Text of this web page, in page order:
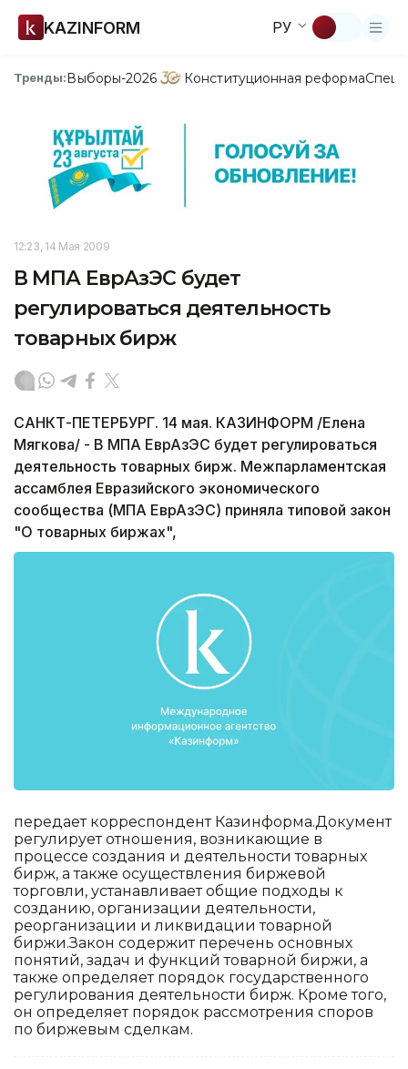
KAZINFORM РУ
Тренды:Выборы-2026 Конституционная реформа
12:23, 14 Мая 2009
В МПА ЕврАзЭС будет
регулироваться деятельность
товарных бирж
САНКТ-ПЕТЕРБУРГ. 14 мая. КАЗИНФОРМ /Елена
Мягкова/ - В МПА ЕврАзЭС будет регулироваться
деятельность товарных бирж. Межпарламентская
ассамблея Евразийского экономического
сообщества (МПА ЕврАзЭС) приняла типовой закон
"О товарных биржах",
передает корреспондент Казинформа.Документ
регулирует отношения, возникающие в
процессе создания и деятельности товарных
бирж, а также осуществления биржевой
торговли, устанавливает общие подходы к
созданию, организации деятельности,
реорганизации и ликвидации товарной
биржи.Закон содержит перечень основных
понятий, задач и функций товарной биржи, а
также определяет порядок государственного
регулирования деятельности бирж. Кроме того,
он определяет порядок рассмотрения споров
по биржевым сделкам.